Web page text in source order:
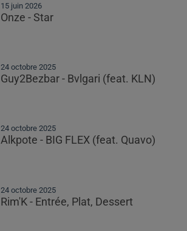
15 juin 2026
Onze - Star
24 octobre 2025
Guy2Bezbar - Bvlgari (feat. KLN)
24 octobre 2025
Alkpote - BIG FLEX (feat. Quavo)
24 octobre 2025
Rim'K - Entrée, Plat, Dessert